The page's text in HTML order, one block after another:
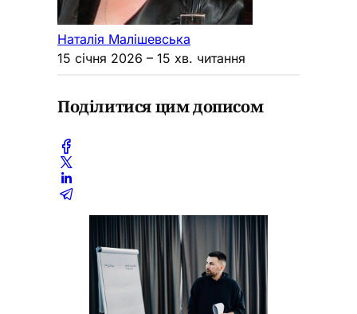
Наталія Малішевська
15 січня 2026 – 15 хв. читання
Поділитися цим дописом